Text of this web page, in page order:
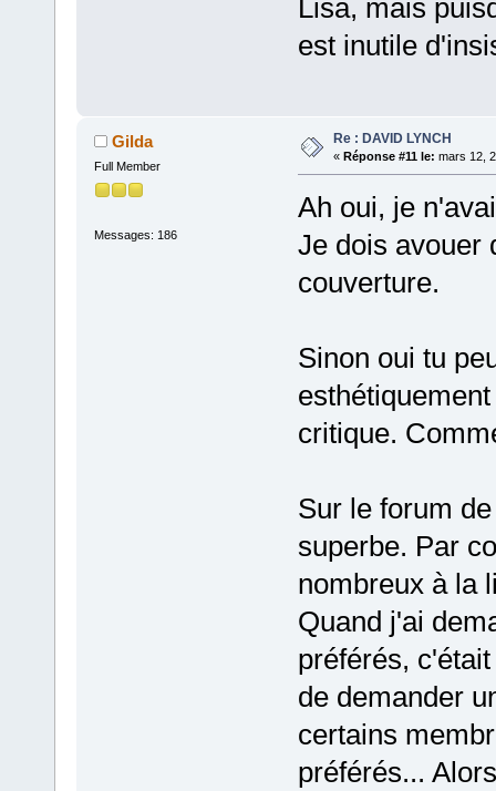
Lisa, mais
est inutile
Gilda
Full Member
Messages: 186
Re : DAVID LYNCH
« Réponse #11 le: mars 12,
Ah oui, je
Je dois avouer
couverture.
Sinon oui tu
critique.
Sur le forum
superbe. Par
nombreux à la
Quand j'ai
préférés,
de demander
certains
préférés...